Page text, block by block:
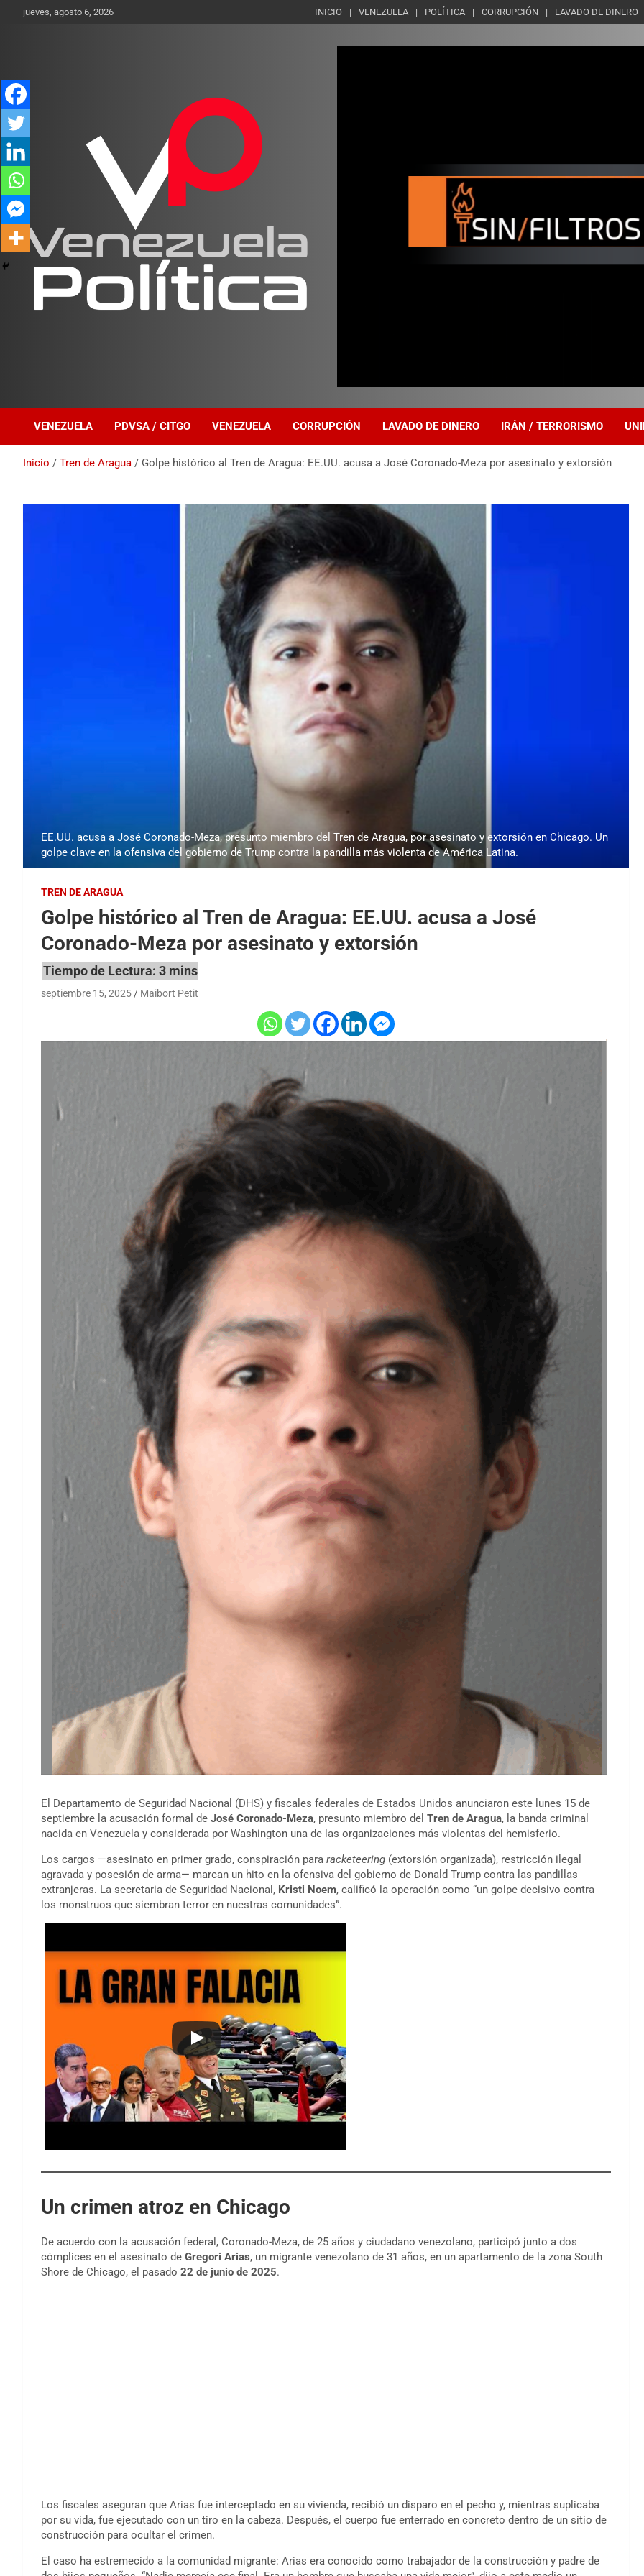
Saltarjueves, agosto 6, 2026 INICIO VENEZUELA POLÍTICA CORRUPCIÓN LAVADO DE DINERO
VENEZUELA PDVSA / CITGO VENEZUELA CORRUPCIÓN LAVADO DE DINERO IRÁN / TERRORISMO
Inicio Tren de Aragua Golpe histórico al Tren de Aragua: EE.UU. acusa a José Coronado-Meza por asesinato y extorsión
EE.UU. acusa a José Coronado-Meza, presunto miembro del Tren de Aragua, por asesinato y extorsión en Chicago. Un
golpe clave en la ofensiva del gobierno de Trump contra la pandilla más violenta de América Latina.
TREN DE ARAGUA
Golpe histórico al Tren de Aragua: EE.UU. acusa a José
Coronado-Meza por asesinato y extorsión
septiembre 15, 2025 Maibort Petit
El Departamento de Seguridad Nacional (DHS) y fiscales federales de Estados Unidos anunciaron este lunes 15 de
septiembre la acusación formal de José Coronado-Meza, presunto miembro del Tren de Aragua, la banda criminal
nacida en Venezuela y considerada por Washington una de las organizaciones más violentas del hemisferio.
Los cargos —asesinato en primer grado, conspiración para racketeering (extorsión organizada), restricción ilegal
agravada y posesión de arma— marcan un hito en la ofensiva del gobierno de Donald Trump contra las pandillas
extranjeras. La secretaria de Seguridad Nacional, Kristi Noem, calificó la operación como “un golpe decisivo contra
los monstruos que siembran terror en nuestras comunidades”.
Un crimen atroz en Chicago
De acuerdo con la acusación federal, Coronado-Meza, de 25 años y ciudadano venezolano, participó junto a dos
cómplices en el asesinato de Gregori Arias, un migrante venezolano de 31 años, en un apartamento de la zona South
Shore de Chicago, el pasado 22 de junio de 2025.
Los fiscales aseguran que Arias fue interceptado en su vivienda, recibió un disparo en el pecho y, mientras suplicaba
por su vida, fue ejecutado con un tiro en la cabeza. Después, el cuerpo fue enterrado en concreto dentro de un sitio de
construcción para ocultar el crimen.
El caso ha estremecido a la comunidad migrante: Arias era conocido como trabajador de la construcción y padre de